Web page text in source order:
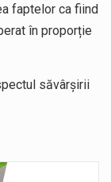
faptelor ca fiind
în proporție
săvârşirii